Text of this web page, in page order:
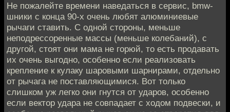
Не пожалейте времени наведаться в сервис, bmw-
шники с конца 90-х очень любят алюминиевые
рычаги ставить. С одной стороны, меньше
неподрессоренные массы (меньше колебаний), с
другой, стоят они мама не горюй, то есть продавать
их очень выгодно, особенно если реализовать
крепление к кулаку шаровыми шарнирами, отдельно
от рычага не поставляющимися. Вот только
слишком уж легко они гнутся от ударов, особенно
если вектор удара не совпадает с ходом подвески, и